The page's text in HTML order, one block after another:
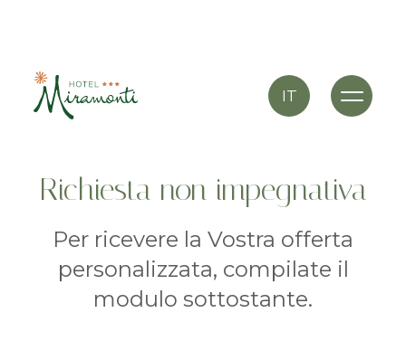
IT
Richiesta non impegnativa
Per ricevere la Vostra offerta
personalizzata, compilate il
modulo sottostante.